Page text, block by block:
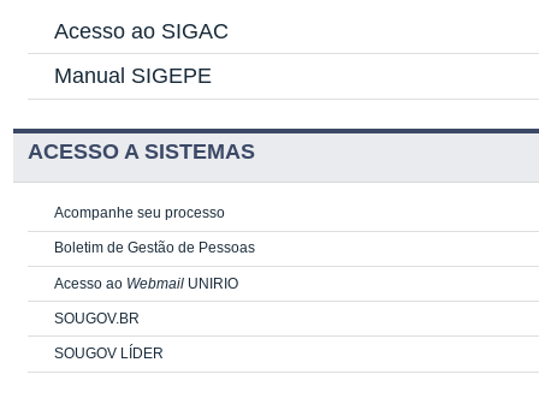
Acesso ao SIGAC
Manual SIGEPE
ACESSO A SISTEMAS
Acompanhe seu processo
Boletim de Gestão de Pessoas
Acesso ao Webmail UNIRIO
SOUGOV.BR
SOUGOV LÍDER